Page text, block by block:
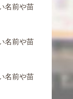
名前や苗
名前や苗
名前や苗